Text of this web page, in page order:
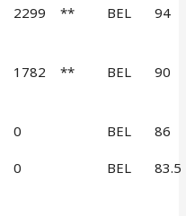
2299 ** BEL 94
1782 ** BEL 90
0 BEL 86
0 BEL 83.5